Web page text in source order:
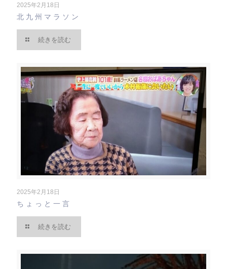
2025年2月18日
北九州マラソン
続きを読む
2025年2月18日
ちょっと一言
続きを読む